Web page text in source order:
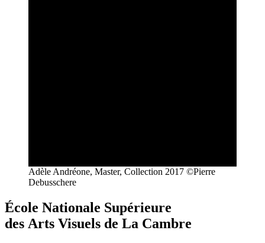
Adèle Andréone, Master, Collection 2017 ©Pierre
Debusschere
École Nationale Supérieure
des Arts Visuels de La Cambre